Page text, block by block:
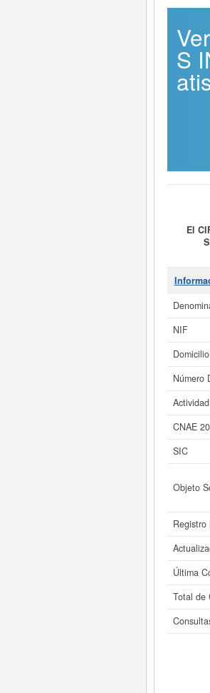
S
El
dentro
Si
acceder
NIF
Número
CNAE
SIC
Objeto
Registro
Última
Total de